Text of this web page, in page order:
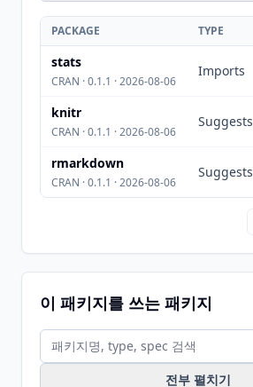
PACKAGE TYPE
stats
CRAN · 0.1.1 · 2026-08-06
Imports
knitr
CRAN · 0.1.1 · 2026-08-06
Suggests
rmarkdown
CRAN · 0.1.1 · 2026-08-06
Suggests
이 패키지를 쓰는 패키지
전부 펼치기